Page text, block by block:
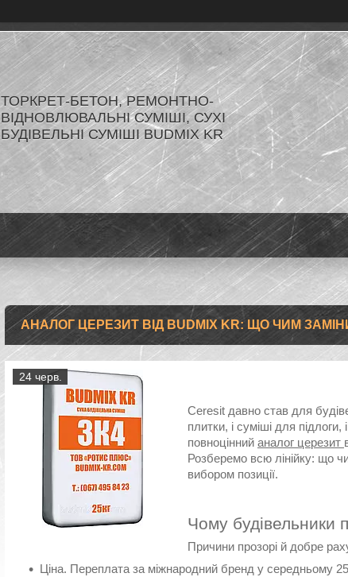
ТОРКРЕТ-БЕТОН, РЕМОНТНО-
ВІДНОВЛЮВАЛЬНІ СУМІШІ, СУХІ
БУДІВЕЛЬНІ СУМІШІ BUDMIX KR
АНАЛОГ ЦЕРЕЗИТ ВІД BUDMIX KR: ЩО ЧИМ
24 черв.
Ceresit давно став для
плитки, і суміші для
повноцінний аналог церезит
Розберемо всю лінійку: що
вибором позиції.
Чому будівельники
Причини прозорі й добре
Ціна. Переплата за міжнародний бренд у середньому